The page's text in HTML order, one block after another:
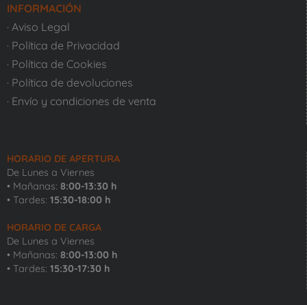
INFORMACIÓN
· Aviso Legal
· Política de Privacidad
· Política de Cookies
· Política de devoluciones
· Envío y condiciones de venta
HORARIO DE APERTURA
De Lunes a Viernes
• Mañanas: 8:00-13:30 h
• Tardes: 15:30-18:00 h
HORARIO DE CARGA
De Lunes a Viernes
• Mañanas: 8:00-13:00 h
• Tardes: 15:30-17:30 h